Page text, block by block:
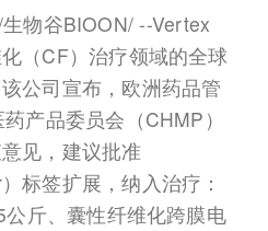
物谷BIOON/ --Vertex
（CF）治疗领域的全球
公司宣布，欧洲药品管
产品委员会（CHMP）
见，建议批准
标签扩展，纳入治疗：
斤、囊性纤维化跨膜电